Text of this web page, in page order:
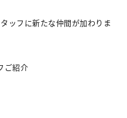
ッフに新たな仲間が加わりま
ご紹介